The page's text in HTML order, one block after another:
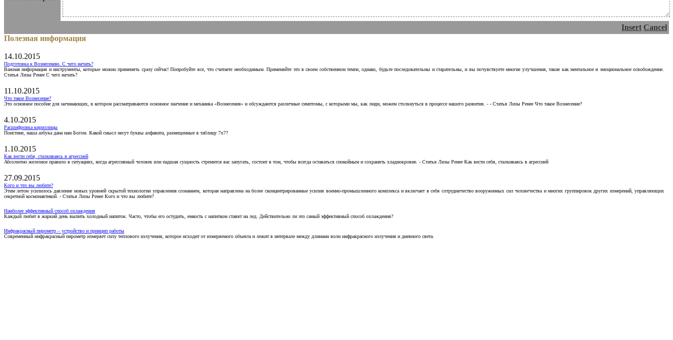
Insert Cancel
Полезная информация
14.10.2015
Подготовка к Вознесению. С чего начать?
Важная информация и инструменты, которые можно применять сразу сейчас! Попробуйте все, что считаете необходимым. Применяйте это в своем собственном темпе, однако, будьте последовательны и старательны, и вы почувствуете многие улучшения, такие как ментальное и эмоциональное освобождение.
Статья Лизы Ренее С чего начать?
11.10.2015
Что такое Вознесение?
Это основное пособие для начинающих, в котором рассматриваются основное значение и механика «Вознесения» и обсуждаются различные симптомы, с которыми мы, как люди, можем столкнуться в процессе нашего развития. - - Статья Лизы Ренее Что такое Вознесение?
4.10.2015
Расшифровка кириллицы
Поистине, наша азбука дана нам Богом. Какой смысл несут буквы алфавита, размещенные в таблицу 7х7?
1.10.2015
Как вести себя, сталкиваясь в агрессией
Абсолютно железное правило в ситуациях, когда агрессивный человек или падшая сущность стремится вас запугать, состоит в том, чтобы всегда оставаться спокойным и сохранять хладнокровие. - Статья Лизы Ренее Как вести себя, сталкиваясь в агрессией
27.09.2015
Кого и что вы любите?
Этим летом усилилось давление новых уровней скрытой технологии управления сознанием, которая направлена на более сконцентрированные усилия военно-промышленного комплекса и включает в себя сотрудничество вооруженных сил человечества и многих группировок других измерений, управляющих
секретной космонавтикой. - Статья Лизы Ренее Кого и что вы любите?
Наиболее эффективный способ охлаждения
Каждый любит в жаркий день выпить холодный напиток. Часто, чтобы его остудить, емкость с напитком ставят на лед. Действительно ли это самый эффективный способ охлаждения?
Инфракрасный пирометр – устройство и принцип работы
Современный инфракрасный пирометр измеряет силу теплового излучения, которое исходит от измеряемого объекта и лежит в интервале между длинами волн инфракрасного излучения и дневного света.